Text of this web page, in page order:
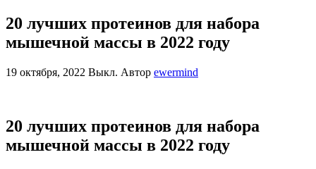
20 лучших протеинов для набора
мышечной массы в 2022 году
19 октября, 2022 Выкл. Автор ewermind
20 лучших протеинов для набора
мышечной массы в 2022 году